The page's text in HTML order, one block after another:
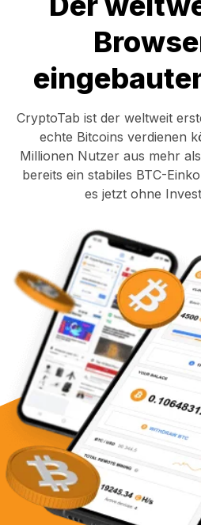
CryptoTab ist der weltweit
echte Bitcoins verdienen
Millionen Nutzer aus mehr
bereits ein stabiles BTC-
es jetzt ohne